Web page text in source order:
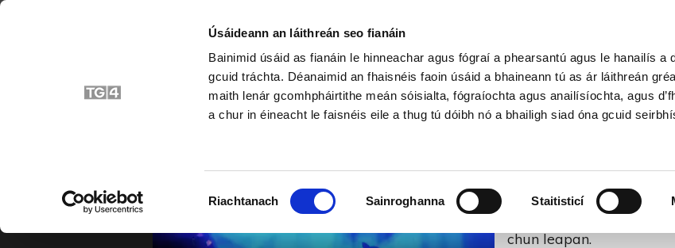
Úsáideann an láithreán seo fianáin
Bainimid úsáid as fianáin le hinneachar agus fógraí a phearsantú agus le hanailís a
gcuid tráchta. Déanaimid an fhaisnéis faoin úsáid a bhaineann tú as ár láithreán
maith lenár gcomhpháirtithe meán sóisialta, fógraíochta agus anailísíochta, agus
a chur in éineacht le faisnéis eile a thug tú dóibh nó a bhailigh siad óna gcuid
Riachtanach Sainroghanna Staitisticí
Liam Ó Raghallaigh – Sean nós na
‘Gus an cuimhneach
Ag sagairt ‘s bráithre ‘s
Bhí an fhidil ar chlár
spreagadh,
chun leapan.